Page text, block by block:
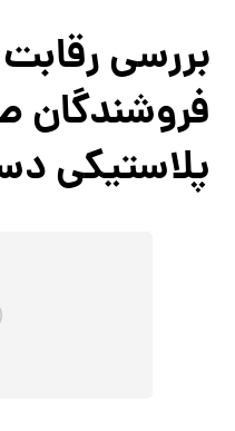
بررسی
فروشندگان
پلاستیکی